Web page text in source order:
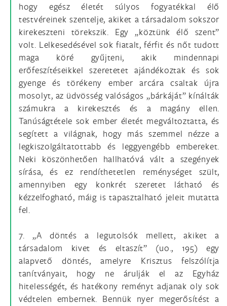
hogy egész életét súlyos fogyatékkal élő
testvéreinek szentelje, akiket a társadalom sokszor
kirekeszteni törekszik. Egy „köztünk élő szent”
volt. Lelkesedésével sok fiatalt, férfit és nőt tudott
maga köré gyűjteni, akik mindennapi
erőfeszítéseikkel szeretetet ajándékoztak és sok
gyenge és törékeny ember arcára csaltak újra
mosolyt, az üdvösség valóságos „bárkáját” kínálták
számukra a kirekesztés és a magány ellen.
Tanúságtétele sok ember életét megváltoztatta, és
segített a világnak, hogy más szemmel nézze a
legkiszolgáltatottabb és leggyengébb embereket.
Neki köszönhetően hallhatóvá vált a szegények
sírása, és ez rendíthetetlen reménységet szült,
amennyiben egy konkrét szeretet látható és
kézzelfogható, máig is tapasztalható jeleit mutatta
fel.
7. „A döntés a legutolsók mellett, akiket a
társadalom kivet és eltaszít” (uo., 195) egy
alapvető döntés, amelyre Krisztus felszólítja
tanítványait, hogy ne árulják el az Egyház
hitelességét, és hatékony reményt adjanak oly sok
védtelen embernek. Bennük nyer megerősítést a